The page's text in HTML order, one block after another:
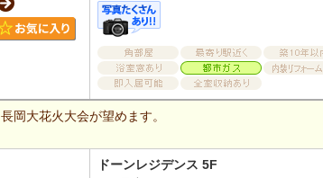
長岡大花火大会が望めます。
ドーンレジデンス 5F